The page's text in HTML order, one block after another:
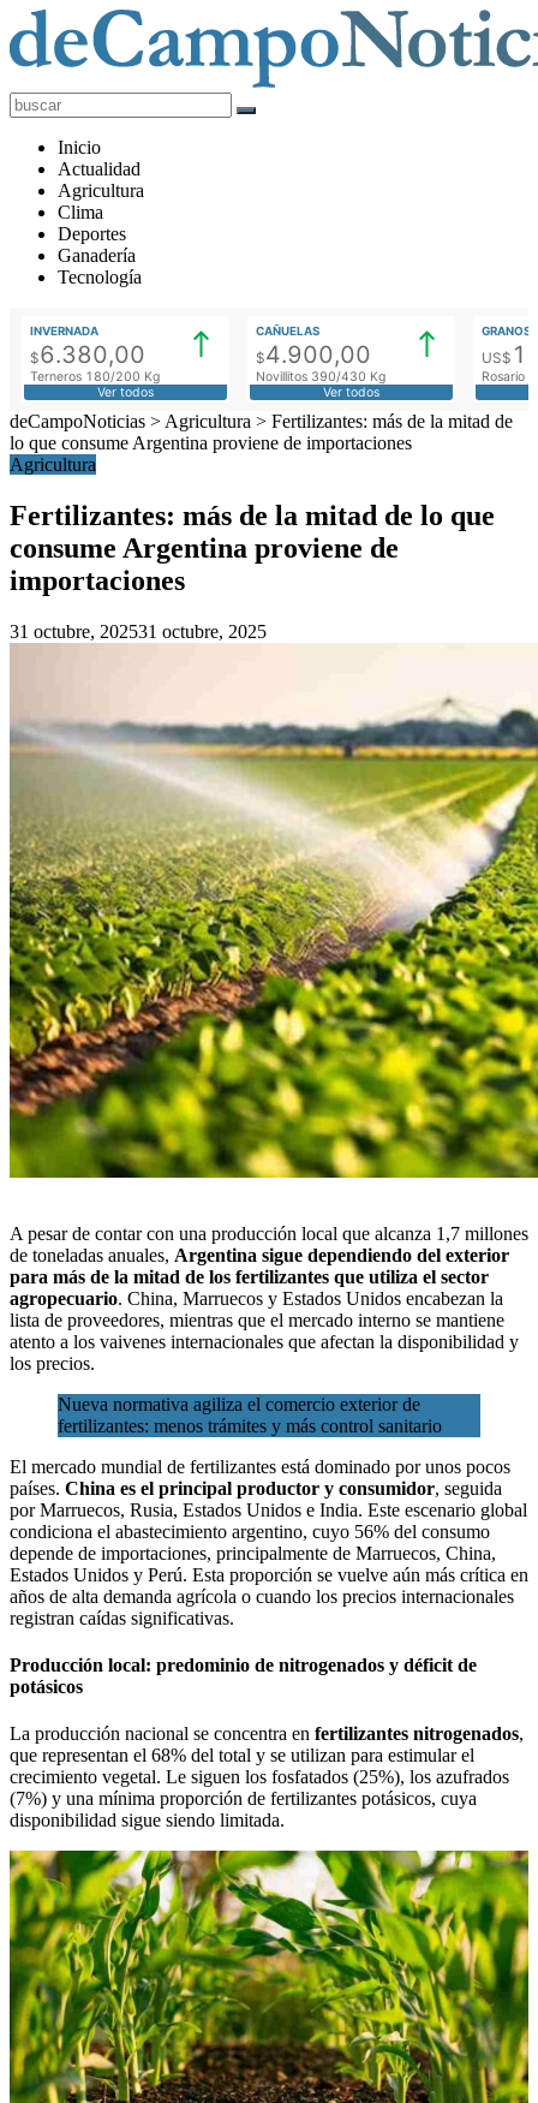
deCampoNoticias
Actualidad
Agropecuaria
Inicio
Actualidad
Agricultura
Clima
Deportes
Ganadería
Tecnología
INVERNADA
$6.380,00
Terneros 180/200 Kg
Ver todos
CAÑUELAS
$4.900,00
Novillitos 390/430 Kg
Ver todos
GRANOS
US$
Rosario
deCampoNoticias > Agricultura > Fertilizantes: más de la mitad de
lo que consume Argentina proviene de importaciones
Agricultura
Fertilizantes: más de la mitad de lo que
consume Argentina proviene de
importaciones
31 octubre, 202531 octubre, 2025
A pesar de contar con una producción local que alcanza 1,7 millones
de toneladas anuales, Argentina sigue dependiendo del exterior
para más de la mitad de los fertilizantes que utiliza el sector
agropecuario. China, Marruecos y Estados Unidos encabezan la
lista de proveedores, mientras que el mercado interno se mantiene
atento a los vaivenes internacionales que afectan la disponibilidad y
los precios.
Nueva normativa agiliza el comercio exterior de
fertilizantes: menos trámites y más control sanitario
El mercado mundial de fertilizantes está dominado por unos pocos
países. China es el principal productor y consumidor, seguida
por Marruecos, Rusia, Estados Unidos e India. Este escenario global
condiciona el abastecimiento argentino, cuyo 56% del consumo
depende de importaciones, principalmente de Marruecos, China,
Estados Unidos y Perú. Esta proporción se vuelve aún más crítica en
años de alta demanda agrícola o cuando los precios internacionales
registran caídas significativas.
Producción local: predominio de nitrogenados y déficit de
potásicos
La producción nacional se concentra en fertilizantes nitrogenados,
que representan el 68% del total y se utilizan para estimular el
crecimiento vegetal. Le siguen los fosfatados (25%), los azufrados
(7%) y una mínima proporción de fertilizantes potásicos, cuya
disponibilidad sigue siendo limitada.